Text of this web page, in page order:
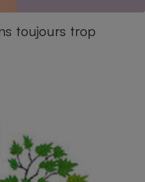
toujours trop